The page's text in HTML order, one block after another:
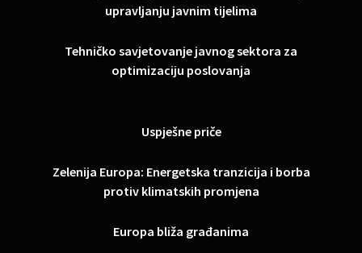
upravljanju javnim tijelima
Tehničko savjetovanje javnog sektora za
optimizaciju poslovanja
Uspješne priče
Zelenija Europa: Energetska tranzicija i borba
protiv klimatskih promjena
Europa bliža građanima